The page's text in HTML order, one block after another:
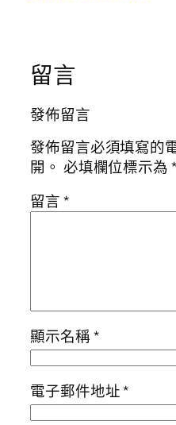
留言
發佈留言
發佈留言必須填寫的
開。 必填欄位標示為*
留言*
顯示名稱*
電子郵件地址*